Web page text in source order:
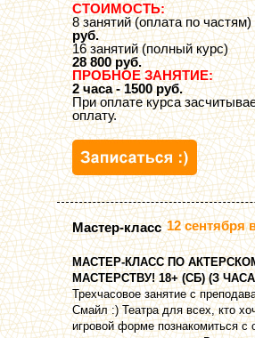
СТОИМОСТЬ:
8 занятий (оплата по частям)
руб.
16 занятий (полный курс)
28 800 руб.
ПРОБНОЕ ЗАНЯТИЕ:
2 часа - 1500 руб.
При оплате курса
оплату.
Мастер-класс 12 сентября
МАСТЕР-КЛАСС ПО
МАСТЕРСТВУ! 18+ (СБ) (З
Трехчасовое занятие с
Смайл :) Театра для всех, кто
игровой форме познакомиться с